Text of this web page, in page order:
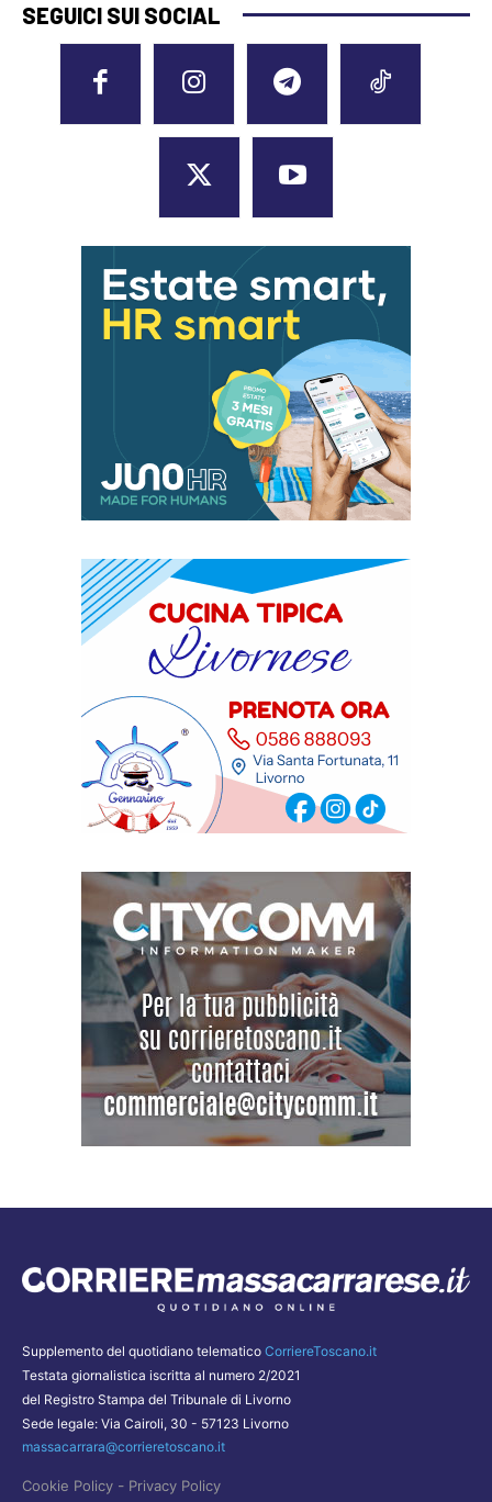
SEGUICI SUI SOCIAL
Supplemento del quotidiano telematico CorriereToscano.it
Testata giornalistica iscritta al numero 2/2021
del Registro Stampa del Tribunale di Livorno
Sede legale: Via Cairoli, 30 - 57123 Livorno
massacarrara@corrieretoscano.it
Cookie Policy - Privacy Policy